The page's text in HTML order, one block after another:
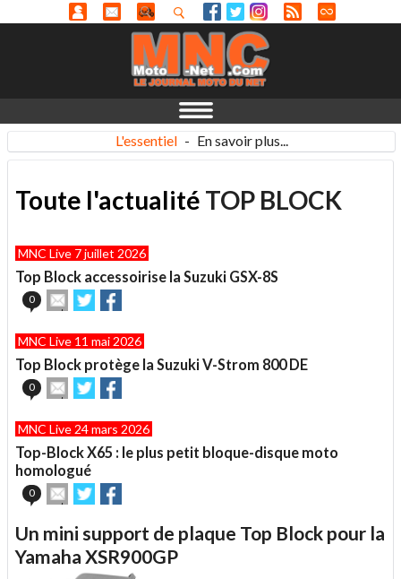
L'essentiel - En savoir plus...
Toute l'actualité TOP BLOCK
MNC Live 7 juillet 2026
Top Block accessoirise la Suzuki GSX-8S
0
Envoyer
cet
à
un
ami
Partager
sur sur
MNC Live 11 mai 2026
Top Block protège la Suzuki V-Strom 800 DE
0
Envoyer
cet
à
un
ami
Partager
sur sur
MNC Live 24 mars 2026
Top-Block X65 : le plus petit bloque-disque moto
homologué
0
Envoyer
cet
à
un
ami
Partager
sur sur
Un mini support de plaque Top Block pour la
Yamaha XSR900GP